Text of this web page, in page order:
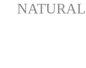
NATURAL